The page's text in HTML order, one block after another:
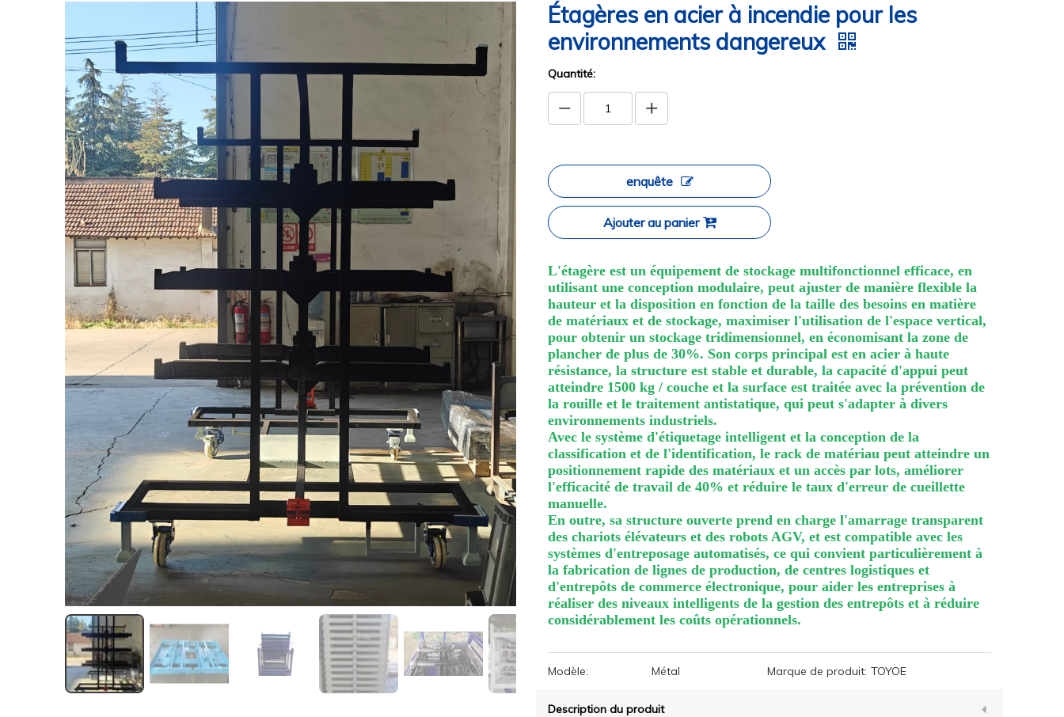
Étagères en acier à incendie pour les
environnements dangereux
Quantité:
enquête
Ajouter au panier
L'étagère est un équipement de stockage multifonctionnel efficace, en
utilisant une conception modulaire, peut ajuster de manière flexible la
hauteur et la disposition en fonction de la taille des besoins en matière
de matériaux et de stockage, maximiser l'utilisation de l'espace vertical,
pour obtenir un stockage tridimensionnel, en économisant la zone de
plancher de plus de 30%. Son corps principal est en acier à haute
résistance, la structure est stable et durable, la capacité d'appui peut
atteindre 1500 kg / couche et la surface est traitée avec la prévention de
la rouille et le traitement antistatique, qui peut s'adapter à divers
environnements industriels.
Avec le système d'étiquetage intelligent et la conception de la
classification et de l'identification, le rack de matériau peut atteindre un
positionnement rapide des matériaux et un accès par lots, améliorer
l'efficacité de travail de 40% et réduire le taux d'erreur de cueillette
manuelle.
En outre, sa structure ouverte prend en charge l'amarrage transparent
des chariots élévateurs et des robots AGV, et est compatible avec les
systèmes d'entreposage automatisés, ce qui convient particulièrement à
la fabrication de lignes de production, de centres logistiques et
d'entrepôts de commerce électronique, pour aider les entreprises à
réaliser des niveaux intelligents de la gestion des entrepôts et à réduire
considérablement les coûts opérationnels.
Modèle: Métal Marque de produit: TOYOE
Description du produit